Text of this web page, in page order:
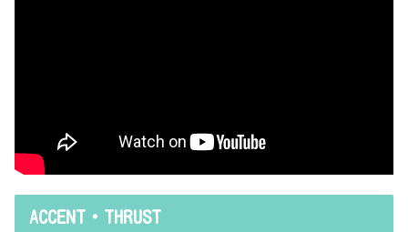
ACCENT・THRUST